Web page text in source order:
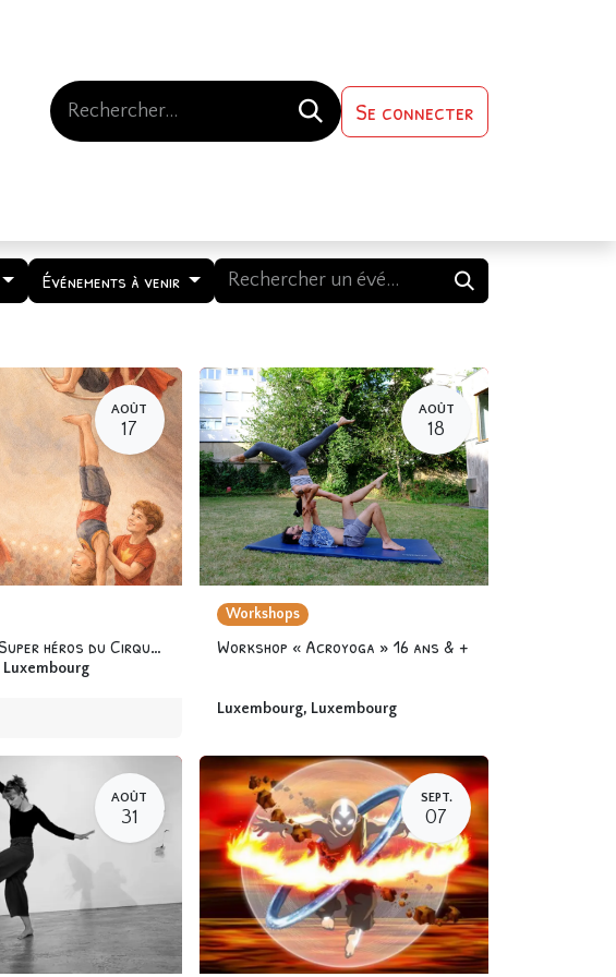
Se connecter
Événements à venir
AOÛT
17
Stage « Les Super héros du Cirque » 6-12 ans
Luxembourg
AOÛT
18
Workshops
Workshop « Acroyoga » 16 ans & +
Luxembourg, Luxembourg
AOÛT
31
SEPT.
07